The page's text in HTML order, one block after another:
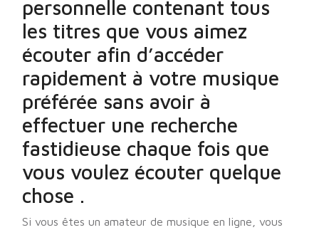
personnelle contenant tous
les titres que vous aimez
écouter afin d’accéder
rapidement à votre musique
préférée sans avoir à
effectuer une recherche
fastidieuse chaque fois que
vous voulez écouter quelque
chose .
Si vous êtes un amateur de musique en ligne, vous